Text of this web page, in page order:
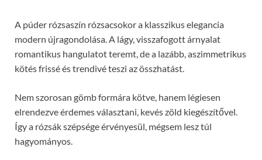
A púder rózsaszín rózsacsokor a klasszikus elegancia
modern újragondolása. A lágy, visszafogott árnyalat
romantikus hangulatot teremt, de a lazább, aszimmetrikus
kötés frissé és trendivé teszi az összhatást.
Nem szorosan gömb formára kötve, hanem légiesen
elrendezve érdemes választani, kevés zöld kiegészítővel.
Így a rózsák szépsége érvényesül, mégsem lesz túl
hagyományos.